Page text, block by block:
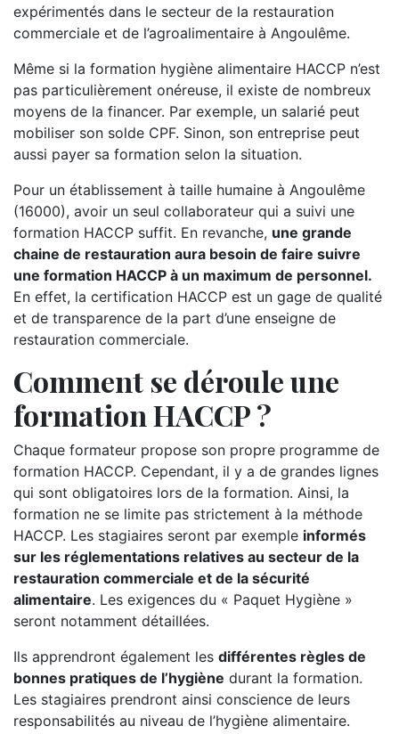
expérimentés dans le secteur de la restauration
commerciale et de l’agroalimentaire à Angoulême.
Même si la formation hygiène alimentaire HACCP n’est
pas particulièrement onéreuse, il existe de nombreux
moyens de la financer. Par exemple, un salarié peut
mobiliser son solde CPF. Sinon, son entreprise peut
aussi payer sa formation selon la situation.
Pour un établissement à taille humaine à Angoulême
(16000), avoir un seul collaborateur qui a suivi une
formation HACCP suffit. En revanche, une grande
chaine de restauration aura besoin de faire suivre
une formation HACCP à un maximum de personnel.
En effet, la certification HACCP est un gage de qualité
et de transparence de la part d’une enseigne de
restauration commerciale.
Comment se déroule une
formation HACCP ?
Chaque formateur propose son propre programme de
formation HACCP. Cependant, il y a de grandes lignes
qui sont obligatoires lors de la formation. Ainsi, la
formation ne se limite pas strictement à la méthode
HACCP. Les stagiaires seront par exemple informés
sur les réglementations relatives au secteur de la
restauration commerciale et de la sécurité
alimentaire. Les exigences du « Paquet Hygiène »
seront notamment détaillées.
Ils apprendront également les différentes règles de
bonnes pratiques de l’hygiène durant la formation.
Les stagiaires prendront ainsi conscience de leurs
responsabilités au niveau de l’hygiène alimentaire.